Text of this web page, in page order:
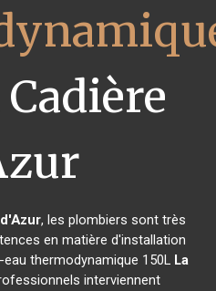
Cadière
, les plombiers sont très
en matière d'installation
thermodynamique 150L La
interviennent